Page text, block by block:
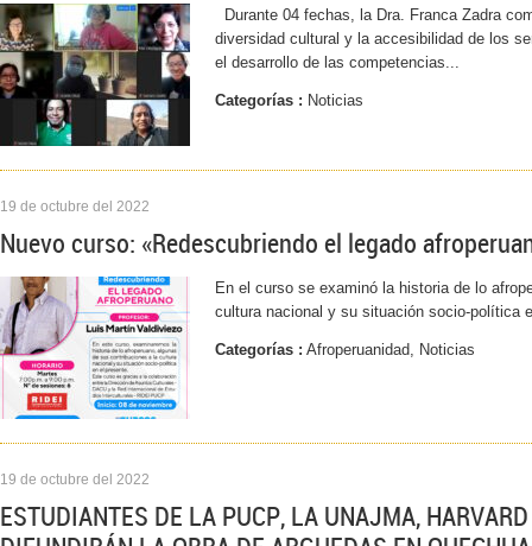
Durante 04 fechas, la Dra. Franca Zadra
diversidad cultural y la accesibilidad de los
el desarrollo de las competencias...
Categorías : Noticias
19 de octubre del 2022
Nuevo curso: «Redescubriendo el legado
En el curso se examinó la historia de lo
cultura nacional y su situación socio-política
Categorías : Afroperuanidad, Noticias
19 de octubre del 2022
ESTUDIANTES DE LA PUCP, LA UNAJMA,